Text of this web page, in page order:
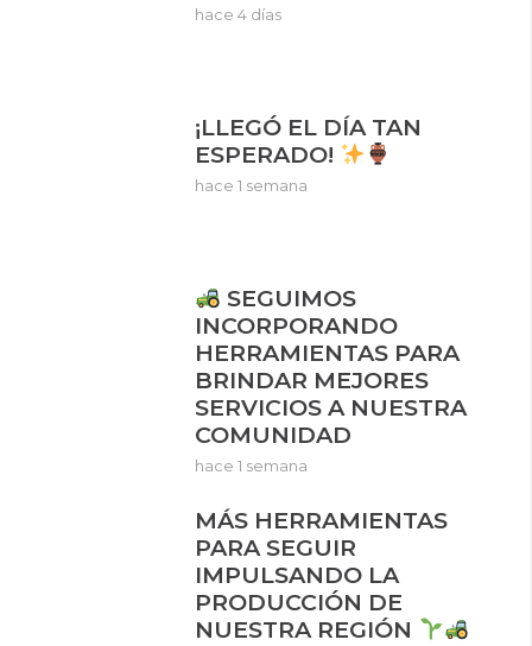
hace 4 días
¡LLEGÓ EL DÍA TAN
ESPERADO!
hace 1 semana
SEGUIMOS
INCORPORANDO
HERRAMIENTAS PARA
BRINDAR MEJORES
SERVICIOS A NUESTRA
COMUNIDAD
hace 1 semana
MÁS HERRAMIENTAS
PARA SEGUIR
IMPULSANDO LA
PRODUCCIÓN DE
NUESTRA REGIÓN